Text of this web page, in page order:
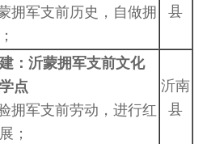
拥军支前历史，自做拥
县
：沂蒙拥军支前文化
点
拥军支前劳动，进行红
；
沂南
县